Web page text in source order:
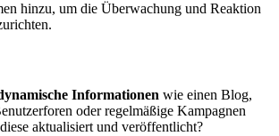
hinzu, um die Überwachung und Reaktion
Informationen wie einen Blog,
oder regelmäßige Kampagnen
aktualisiert und veröffentlicht?